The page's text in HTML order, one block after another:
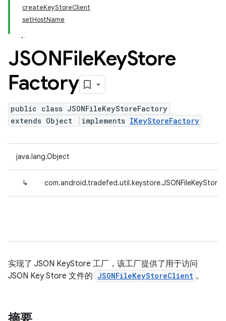
createKeyStoreClient
setHostName
JSONFileKeyStore
Factory
public class JSONFileKeyStoreFactory
extends Object
implements IKeyStoreFactory
java.lang.Object
↳
实现了 JSON KeyStore 工厂，该工厂提供了用于访问
JSON Key Store 文件的 JSONFileKeyStoreClient 。